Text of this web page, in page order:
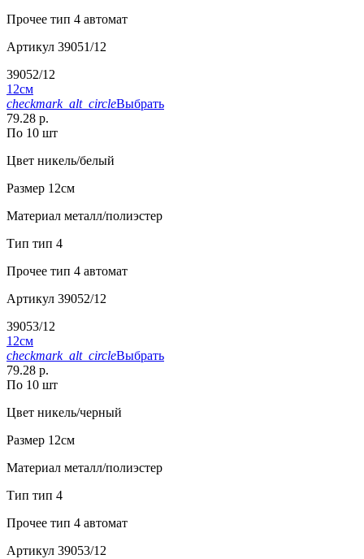
Прочее тип 4 автомат
Артикул 39051/12
39052/12
12см
checkmark_alt_circleВыбрать
79.28 р.
По 10 шт
Цвет никель/белый
Размер 12см
Материал металл/полиэстер
Тип тип 4
Прочее тип 4 автомат
Артикул 39052/12
39053/12
12см
checkmark_alt_circleВыбрать
79.28 р.
По 10 шт
Цвет никель/черный
Размер 12см
Материал металл/полиэстер
Тип тип 4
Прочее тип 4 автомат
Артикул 39053/12